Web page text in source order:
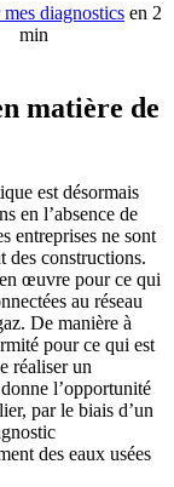
diagnostics en 2
min
matière de
est désormais
en l’absence de
entreprises ne sont
des constructions.
œuvre pour ce qui
au réseau
De manière à
pour ce qui est
réaliser un
l’opportunité
par le biais d’un
des eaux usées